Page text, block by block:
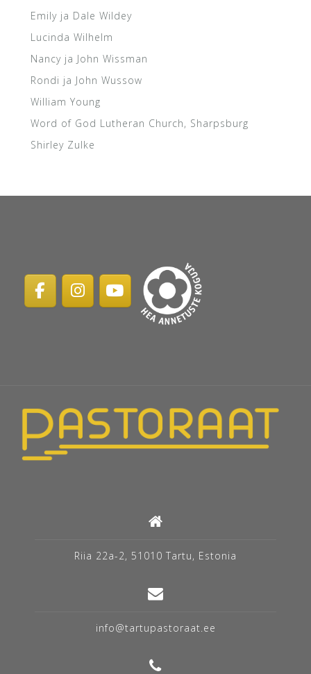
Emily ja Dale Wildey
Lucinda Wilhelm
Nancy ja John Wissman
Rondi ja John Wussow
William Young
Word of God Lutheran Church, Sharpsburg
Shirley Zulke
Riia 22a-2, 51010 Tartu, Estonia
info@tartupastoraat.ee